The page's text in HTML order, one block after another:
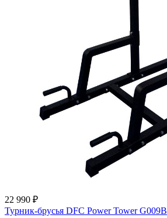
22 990 ₽
Турник-брусья DFC Power Tower G009B